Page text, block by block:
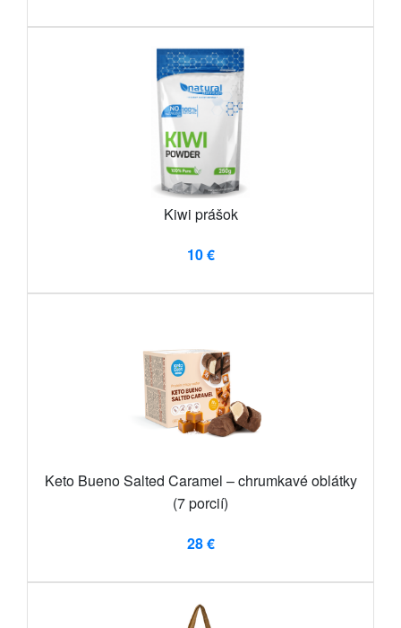
Kiwi prášok
10 €
Keto Bueno Salted Caramel – chrumkavé oblátky
(7 porcií)
28 €